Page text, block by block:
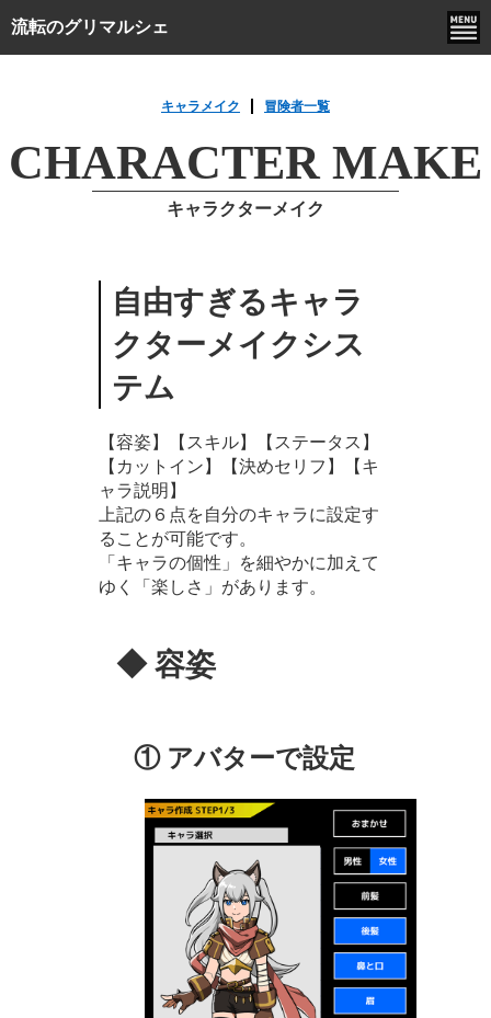
流転のグリマルシェ
キャラメイク 冒険者一覧
CHARACTER MAKE
キャラクターメイク
自由すぎるキャラ
クターメイクシス
テム
【容姿】【スキル】【ステータス】
【カットイン】【決めセリフ】【キ
ャラ説明】
上記の６点を自分のキャラに設定す
ることが可能です。
「キャラの個性」を細やかに加えて
ゆく「楽しさ」があります。
◆ 容姿
① アバターで設定